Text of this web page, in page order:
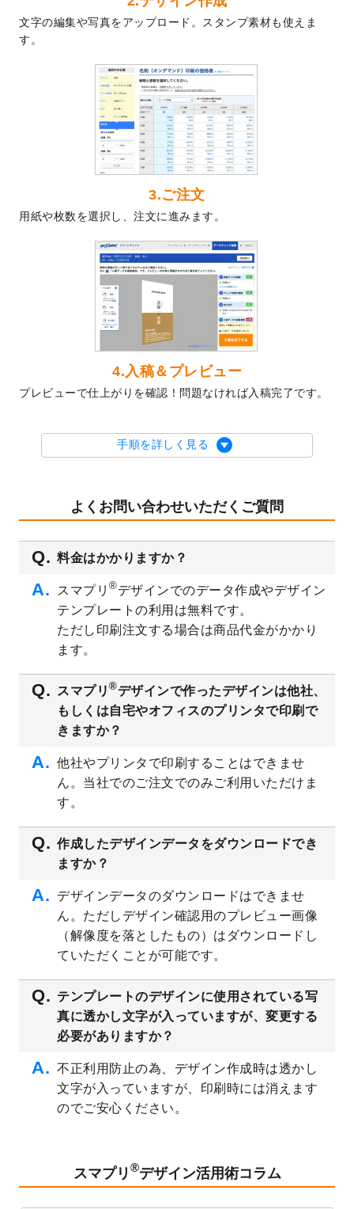
を追加しました。
2024/6/14
エコノミータイプののぼりが作成できるよ
うになりました！
【新商品】のぼり
が作成できるようになり
ました！
DMのデザインテンプレートを追加しまし
た。
【新商品】ステッカー
なりました！
2024年版4月始まりのカレンダーデザイン
テンプレートを公開いたしました。
2024年辰年の年賀ポスターデザインテンプ
レート
を公開いたしました。
箔押し年賀状のデザインテンプレート
開いたしました。
クリアファイル、封筒、うちわにてオリジ
ナルデザインで作成できるようになりまし
た！
を公開いたしました。
2023/9/1
2024年版1月始まりのカレンダーデザイン
オリジナルサイズ、変型サイズで作成でき
るようになりました！
2023/8/18
チケットのデザインテンプレートを追加し
ました。
2023/8/7
【新商品】チケット
が作成できるようにな
りました！
美容・エステのチラシデザインテンプレー
トを追加しました。
いたしました。
2023/6/12
うちわのデザインテンプレート
を公開いた
しました。
を公開いたしました。
2023/5/9
書類カバー（見積書表紙）のデザインテン
追加しました。
2023/4/20
2023/4/18
セミナー・講演会のチラシデザインテンプ
レートを追加しました。
2023/4/18
スポーツジム・フィットネスクラブのチラ
シデザインテンプレート
2023/3/16
シール・ラベルのデザインテンプレートを
公開いたしました。
2023/3/13
封筒（長3、洋長3、角2）のデザインテンプ
レートを追加しました。
2023/3/13
クリアファイルのデザインテンプレート
追加しました。
2023/3/2
パワーポイント版テンプレートをダウンロ
追加しました。
2023/1/13
4月始まりのカレンダーデザインテンプレー
文字の編集や写真をアップロード。スタンプ素材も使えま
す。
3.ご注文
用紙や枚数を選択し、注文に進みます。
4.入稿＆プレビュー
プレビューで仕上がりを確認！問題なければ入稿完了です。
手順を詳しく見る
よくお問い合わせいただくご質問
料金はかかりますか？
スマプリ ®デザインでのデータ作成やデザイン
テンプレートの利用は無料です。
ただし印刷注文する場合は商品代金がかかり
ます。
スマプリ ®デザインで作ったデザインは他社、
もしくは自宅やオフィスのプリンタで印刷で
きますか？
他社やプリンタで印刷することはできませ
ん。当社でのご注文でのみご利用いただけま
す。
作成したデザインデータをダウンロードでき
ますか？
デザインデータのダウンロードはできませ
ん。ただしデザイン確認用のプレビュー画像
（解像度を落としたもの）はダウンロードし
ていただくことが可能です。
テンプレートのデザインに使用されている写
真に透かし文字が入っていますが、変更する
必要がありますか？
不正利用防止の為、デザイン作成時は透かし
文字が入っていますが、印刷時には消えます
のでご安心ください。
スマプリ ®デザイン活用術コラム